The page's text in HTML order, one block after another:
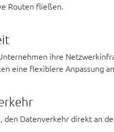
Routen fließen.
ihre
eine flexiblere Anpassung
den Datenverkehr direkt an